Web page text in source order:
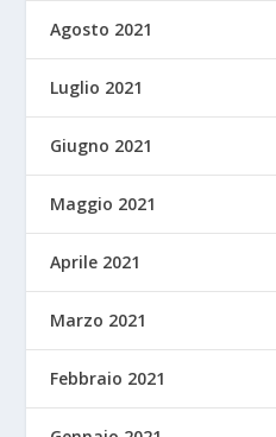
Agosto 2021
Luglio 2021
Giugno 2021
Maggio 2021
Aprile 2021
Marzo 2021
Febbraio 2021